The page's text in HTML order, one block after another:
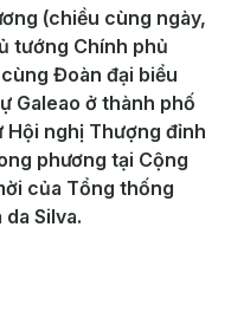
(chiều cùng ngày,
tướng Chính phủ
Đoàn đại biểu
Galeao ở thành phố
Hội nghị Thượng đỉnh
phương tại Cộng
của Tổng thống
Silva.